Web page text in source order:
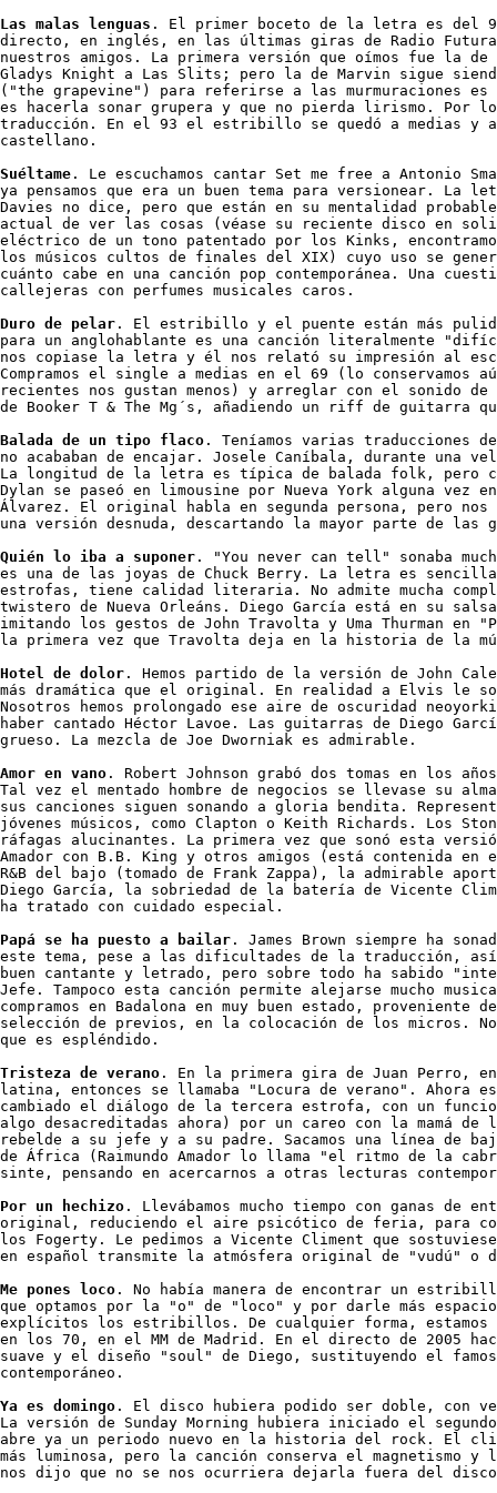
Las malas lenguas . El primer boceto de la letra es del
directo, en inglés, en las últimas giras de Radio
nuestros amigos. La primera versión que oímos fue la
Gladys Knight a Las Slits; pero la de Marvin sigue
("the grapevine") para referirse a las murmuraciones
es hacerla sonar grupera y que no pierda lirismo.
traducción. En el 93 el estribillo se quedó a medias y
castellano.
Suéltame . Le escuchamos cantar Set me free a Antonio
ya pensamos que era un buen tema para versionear.
Davies no dice, pero que están en su mentalidad
actual de ver las cosas (véase su reciente disco en
eléctrico de un tono patentado por los Kinks,
los músicos cultos de finales del XIX) cuyo uso se
cuánto cabe en una canción pop contemporánea. Una
callejeras con perfumes musicales caros.
Duro de pelar . El estribillo y el puente están más
para un anglohablante es una canción literalmente
nos copiase la letra y él nos relató su impresión al
Compramos el single a medias en el 69 (lo
recientes nos gustan menos) y arreglar con el sonido
de Booker T & The Mg´s, añadiendo un riff de guitarra
Balada de un tipo flaco . Teníamos varias traducciones
no acababan de encajar. Josele Caníbala, durante una
La longitud de la letra es típica de balada folk, pero
Dylan se paseó en limousine por Nueva York alguna
Álvarez. El original habla en segunda persona, pero nos
una versión desnuda, descartando la mayor parte de
Quién lo iba a suponer . "You never can tell" sonaba
es una de las joyas de Chuck Berry. La letra es
estrofas, tiene calidad literaria. No admite mucha
twistero de Nueva Orleáns. Diego García está en su
imitando los gestos de John Travolta y Uma Thurman
la primera vez que Travolta deja en la historia de la
Hotel de dolor . Hemos partido de la versión de John
más dramática que el original. En realidad a Elvis le
Nosotros hemos prolongado ese aire de oscuridad
haber cantado Héctor Lavoe. Las guitarras de Diego
grueso. La mezcla de Joe Dworniak es admirable.
Amor en vano . Robert Johnson grabó dos tomas en los
Tal vez el mentado hombre de negocios se llevase su
sus canciones siguen sonando a gloria bendita.
jóvenes músicos, como Clapton o Keith Richards. Los
ráfagas alucinantes. La primera vez que sonó esta
Amador con B.B. King y otros amigos (está contenida
R&B del bajo (tomado de Frank Zappa), la admirable
Diego García, la sobriedad de la batería de Vicente
ha tratado con cuidado especial.
Papá se ha puesto a bailar . James Brown siempre ha
este tema, pese a las dificultades de la traducción,
buen cantante y letrado, pero sobre todo ha sabido
Jefe. Tampoco esta canción permite alejarse mucho
compramos en Badalona en muy buen estado,
selección de previos, en la colocación de los micros.
que es espléndido.
Tristeza de verano . En la primera gira de Juan Perro,
latina, entonces se llamaba "Locura de verano".
cambiado el diálogo de la tercera estrofa, con un
algo desacreditadas ahora) por un careo con la mamá
rebelde a su jefe y a su padre. Sacamos una línea de
de África (Raimundo Amador lo llama "el ritmo de la
sinte, pensando en acercarnos a otras lecturas
Por un hechizo . Llevábamos mucho tiempo con ganas de
original, reduciendo el aire psicótico de feria, para
los Fogerty. Le pedimos a Vicente Climent que
en español transmite la atmósfera original de "vudú" o
Me pones loco . No había manera de encontrar un
que optamos por la "o" de "loco" y por darle más
explícitos los estribillos. De cualquier forma, estamos
en los 70, en el MM de Madrid. En el directo de 2005
suave y el diseño "soul" de Diego, sustituyendo el
contemporáneo.
Ya es domingo . El disco hubiera podido ser doble, con
La versión de Sunday Morning hubiera iniciado el
abre ya un periodo nuevo en la historia del rock. El
más luminosa, pero la canción conserva el magnetismo
nos dijo que no se nos ocurriera dejarla fuera del